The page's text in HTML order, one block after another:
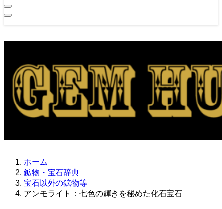
ホーム
鉱物・宝石辞典
宝石以外の鉱物等
アンモライト：七色の輝きを秘めた化石宝石